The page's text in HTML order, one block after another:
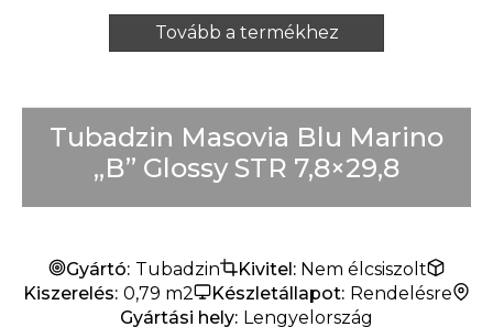
Tovább a termékhez
Tubadzin Masovia Blu Marino
„B” Glossy STR 7,8×29,8
Gyártó: Tubadzin Kivitel: Nem élcsiszolt
Kiszerelés: 0,79 m2 Készletállapot: Rendelésre
Gyártási hely: Lengyelország